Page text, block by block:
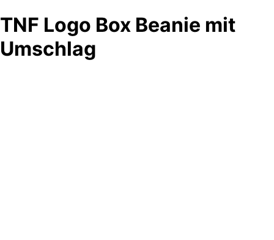
TNF Logo Box Beanie mit
Umschlag